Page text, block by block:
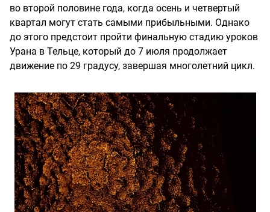
во второй половине года, когда осень и четвертый
квартал могут стать самыми прибыльными. Однако
до этого предстоит пройти финальную стадию уроков
Урана в Тельце, который до 7 июля продолжает
движение по 29 градусу, завершая многолетний цикл.